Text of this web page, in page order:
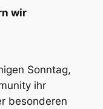
wir
Sonntag,
ihr
besonderen